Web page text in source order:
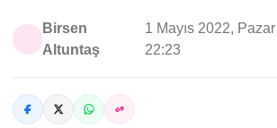
Birsen
Altuntaş
1 Mayıs 2022,
22:23